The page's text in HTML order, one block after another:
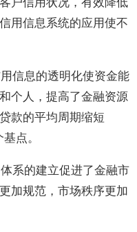
用信息系统的应用使不
信息的透明化使资金能
个人，提高了金融资源
款的平均周期缩短
点。
系的建立促进了金融市
加规范，市场秩序更加